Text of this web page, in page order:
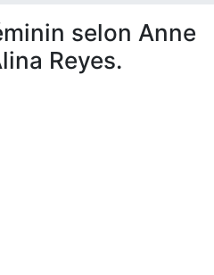
selon Anne
Reyes.